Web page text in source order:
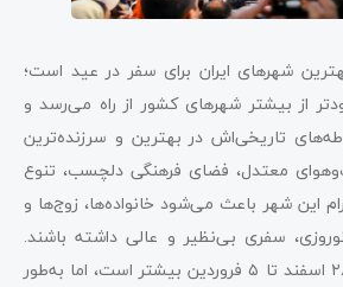
شهرهای ایران برای سفر در عید است؛
از بیشتر شهرهای کشور از راه می‌رسد و
تاریخی‌اش در بهترین و سرزنده‌ترین
معتدل، فضای فرهنگی دلچسب، تنوع
این شهر باعث می‌شود خانواده‌ها، زوج‌ها و
سفری بی‌نظیر و عالی داشته باشند.
شلوغی شهر معمولاً از ۲۸ اسفند تا ۵ فروردین بیشتر است، اما به‌طور